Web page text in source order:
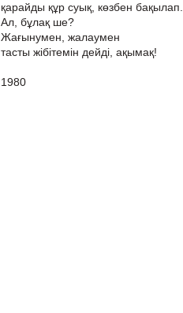
қарайды құр суық, көзбен бақылап.
Ал, бұлақ ше?
Жағынумен, жалаумен
тасты жібітемін дейді, ақымақ!
1980